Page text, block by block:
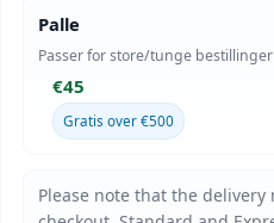
Palle
Passer for store/tunge bestillinger
€45
Gratis over €500